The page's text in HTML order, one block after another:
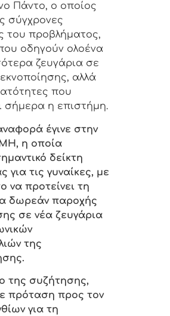
Πάντο, ο οποίος
σύγχρονες
του προβλήματος,
που οδηγούν ολοένα
ζευγάρια σε
αλλά
που
σήμερα η επιστήμη.
έγινε στην
η οποία
δείκτη
για τις γυναίκες, με
να προτείνει τη
δωρεάν παροχής
σε νέα ζευγάρια
της
της συζήτησης,
πρόταση προς τον
για τη